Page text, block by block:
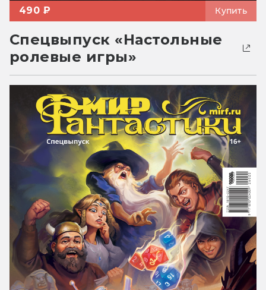
490 ₽ Купить
Спецвыпуск «Настольные
ролевые игры»